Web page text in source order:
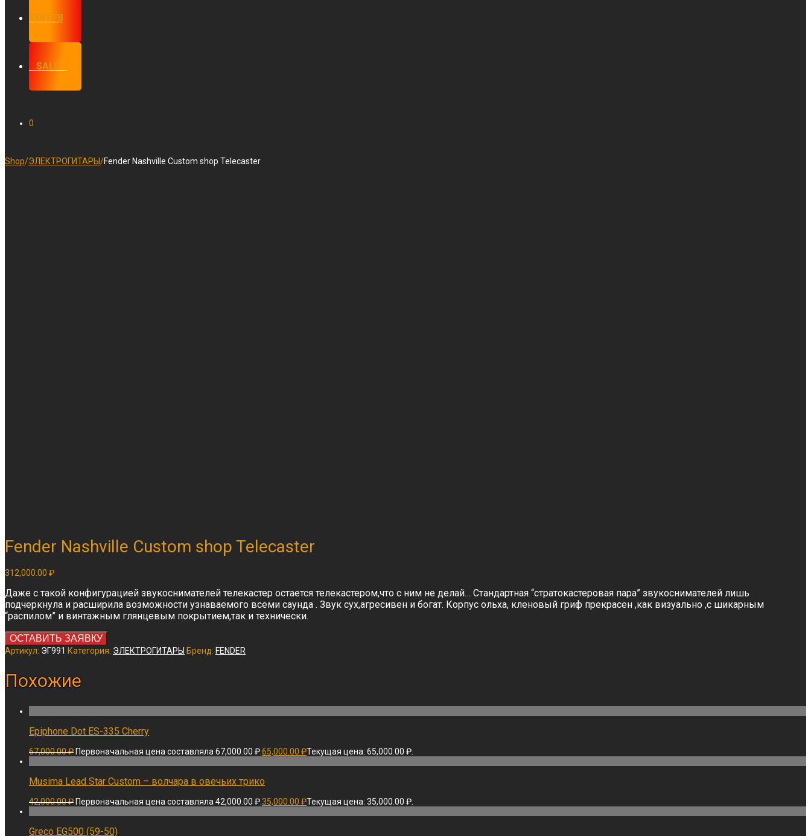
ТОП 78
⠀SALE⠀
0
Shop/ЭЛЕКТРОГИТАРЫ/Fender Nashville Custom shop Telecaster
Fender Nashville Custom shop Telecaster
312,000.00 ₽
Даже с такой конфигурацией звукоснимателей телекаcтер остается телекастером,что с ним не делай… Стандартная “стратокастеровая пара” звукоснимателей лишь
подчеркнула и расширила возможности узнаваемого всеми саунда . Звук сух,агресивен и богат. Корпус ольха, кленовый гриф прекрасен ,как визуально ,с шикарным
“распилом” и винтажным глянцевым покрытием,так и технически.
ОСТАВИТЬ ЗАЯВКУ
Артикул: ЭГ991 Категория: ЭЛЕКТРОГИТАРЫ Бренд: FENDER
Похожие
Epiphone Dot ES-335 Cherry
67,000.00₽ Первоначальная цена составляла 67,000.00 ₽.65,000.00 ₽Текущая цена: 65,000.00 ₽.
Musima Lead Star Custom – волчара в овечьих трико
42,000.00₽ Первоначальная цена составляла 42,000.00 ₽.35,000.00 ₽Текущая цена: 35,000.00 ₽.
Greco EG500 (59-50)